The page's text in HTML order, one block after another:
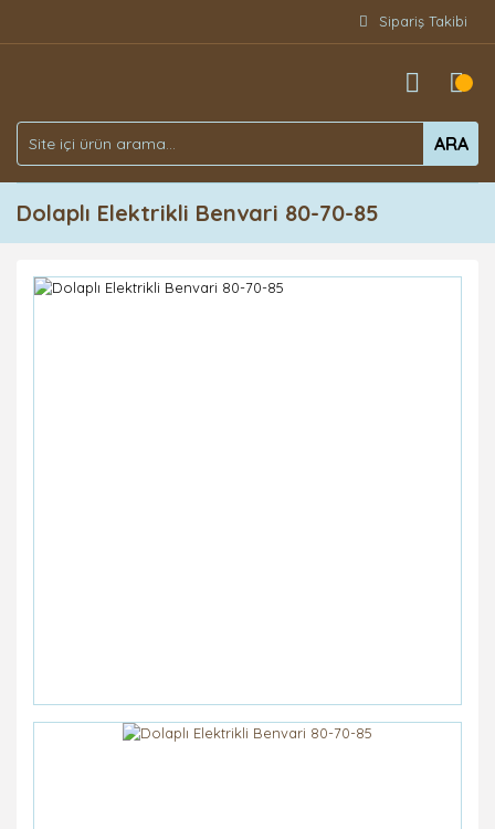
Sipariş Takibi
ARA
Dolaplı Elektrikli Benvari 80-70-85